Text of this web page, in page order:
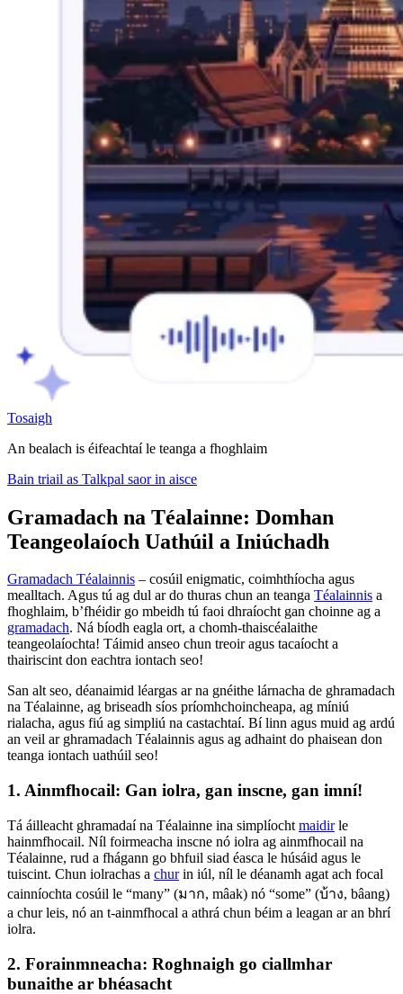
Tosaigh
An bealach is éifeachtaí le teanga a fhoghlaim
Bain triail as Talkpal saor in aisce
Gramadach na Téalainne: Domhan
Teangeolaíoch Uathúil a Iniúchadh
Gramadach Téalainnis – cosúil enigmatic, coimhthíocha agus
mealltach. Agus tú ag dul ar do thuras chun an teanga Téalainnis a
fhoghlaim, b’fhéidir go mbeidh tú faoi dhraíocht gan choinne ag a
gramadach. Ná bíodh eagla ort, a chomh-thaiscéalaithe
teangeolaíochta! Táimid anseo chun treoir agus tacaíocht a
thairiscint don eachtra iontach seo!
San alt seo, déanaimid léargas ar na gnéithe lárnacha de ghramadach
na Téalainne, ag briseadh síos príomhchoincheapa, ag míniú
rialacha, agus fiú ag simpliú na castachtaí. Bí linn agus muid ag ardú
an veil ar ghramadach Téalainnis agus ag adhaint do phaisean don
teanga iontach uathúil seo!
1. Ainmfhocail: Gan iolra, gan inscne, gan imní!
Tá áilleacht ghramadaí na Téalainne ina simplíocht maidirle
hainmfhocail. Níl foirmeacha inscne nó iolra ag ainmfhocail na
Téalainne, rud a fhágann go bhfuil siad éasca le húsáid agus le
tuiscint. Chun iolrachas a churin iúl, níl le déanamh agat ach focal
cainníochta cosúil le “many” (มาก, mâak) nó “some” (บ้าง, bâang)
a chur leis, nó an t-ainmfhocal a athrá chun béim a leagan ar an bhrí
iolra.
2. Forainmneacha: Roghnaigh go ciallmhar
bunaithe ar bhéasacht